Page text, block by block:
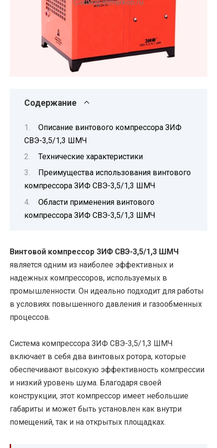
Содержание
Описание винтового компрессора ЗИФ
СВЭ-3,5/1,3 ШМЧ
Технические характеристики
Преимущества использования винтового
компрессора ЗИФ СВЭ-3,5/1,3 ШМЧ
Области применения винтового
компрессора ЗИФ СВЭ-3,5/1,3 ШМЧ
Винтовой компрессор ЗИФ СВЭ-3,5/1,3 ШМЧ
является одним из наиболее эффективных и
надежных компрессоров, используемых в
промышленности. Он идеально подходит для работы
в условиях повышенного давления и газообменных
процессов.
Система компрессора ЗИФ СВЭ-3,5/1,3 ШМЧ
включает в себя два винтовых ротора, которые
обеспечивают высокую эффективность компрессии
и низкий уровень шума. Благодаря своей
конструкции, этот компрессор имеет небольшие
габариты и может быть установлен как внутри
помещений, так и на открытых площадках.